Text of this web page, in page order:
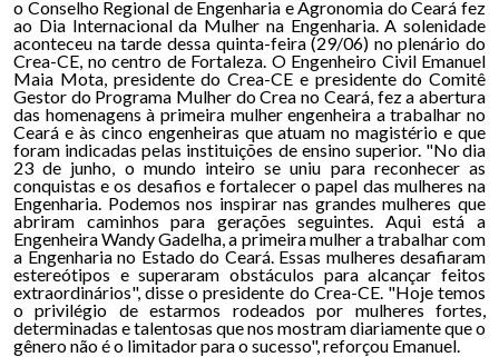
o Conselho Regional de Engenharia e Agronomia do Ceará fez
ao Dia Internacional da Mulher na Engenharia. A solenidade
aconteceu na tarde dessa quinta-feira (29/06) no plenário do
Crea-CE, no centro de Fortaleza. O Engenheiro Civil Emanuel
Maia Mota, presidente do Crea-CE e presidente do Comitê
Gestor do Programa Mulher do Crea no Ceará, fez a abertura
das homenagens à primeira mulher engenheira a trabalhar no
Ceará e às cinco engenheiras que atuam no magistério e que
foram indicadas pelas instituições de ensino superior. "No dia
23 de junho, o mundo inteiro se uniu para reconhecer as
conquistas e os desafios e fortalecer o papel das mulheres na
Engenharia. Podemos nos inspirar nas grandes mulheres que
abriram caminhos para gerações seguintes. Aqui está a
Engenheira Wandy Gadelha, a primeira mulher a trabalhar com
a Engenharia no Estado do Ceará. Essas mulheres desafiaram
estereótipos e superaram obstáculos para alcançar feitos
extraordinários", disse o presidente do Crea-CE. "Hoje temos
o privilégio de estarmos rodeados por mulheres fortes,
determinadas e talentosas que nos mostram diariamente que o
gênero não é o limitador para o sucesso", reforçou Emanuel.